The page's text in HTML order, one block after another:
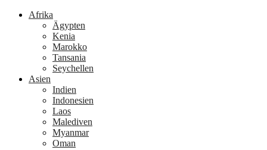
Afrika
Ägypten
Kenia
Marokko
Tansania
Seychellen
Asien
Indien
Indonesien
Laos
Malediven
Myanmar
Oman